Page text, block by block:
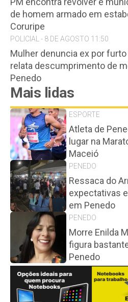
de homem armado em
Coruripe
POLICIAL - 8 DE AGOSTO 11:50
Mulher denuncia ex por
relata descumprimento de
Penedo
Mais lidas
ESPORTE
Atleta de
lugar na
Maceió
PENEDO
Ressaca do
expectativas
em Penedo
PENEDO
Morre Enilda
figura
Penedo